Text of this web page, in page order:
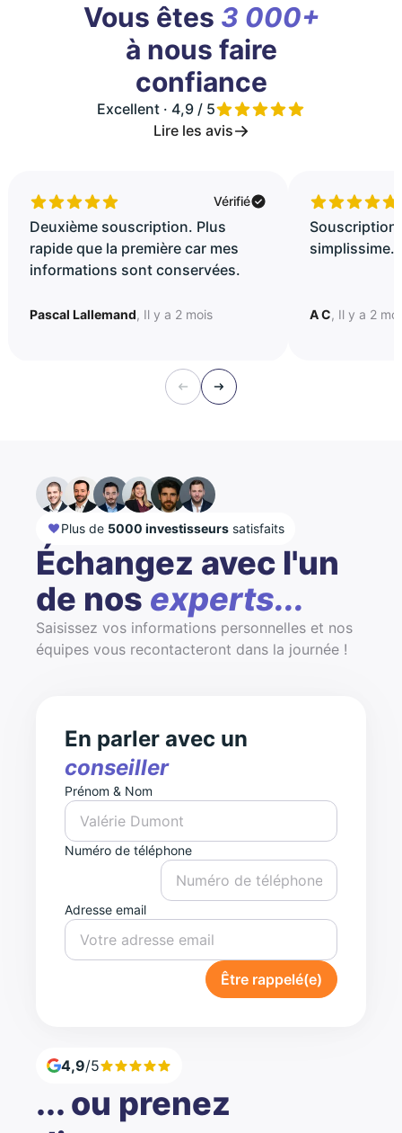
Vous êtes 3 000+
à nous faire
confiance
Excellent · 4,9 / 5
Lire les avis
Vérifié
Deuxième souscription. Plus
rapide que la première car mes
informations sont conservées.
Pascal Lallemand, Il y a 2 mois
Souscription
A C, Il y a 2
Plus de 5000 investisseurs satisfaits
Échangez avec l'un
de nos experts...
Saisissez vos informations personnelles et nos
équipes vous recontacteront dans la journée !
En parler avec un
conseiller
Prénom & Nom
Numéro de téléphone
Adresse email
Être rappelé(e)
4,9/5
... ou prenez